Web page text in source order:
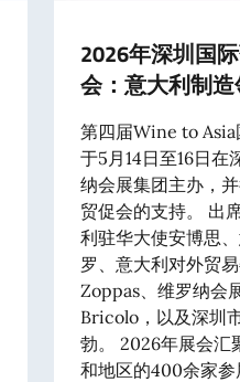
2026年深圳国
会：意大利制
第四届Wine to
于5月14日至16日在
纳会展集团主办，
贸促会的支持。 出
利驻华大使安博思
罗、意大利对外贸
Zoppas、维罗纳会
Bricolo，以及深圳
勃。 2026年展会汇
和地区的400余家